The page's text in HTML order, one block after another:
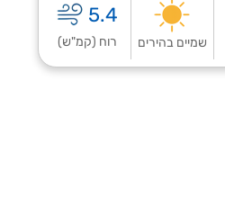
שמיים בהירים
5.4
רוח (קמ"ש)